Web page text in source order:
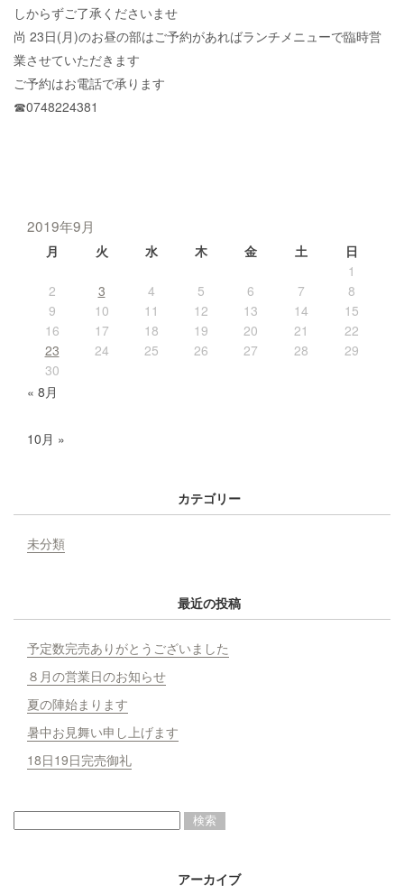
しからずご了承くださいませ
尚 23日(月)のお昼の部はご予約があればランチメニューで臨時営
業させていただきます
ご予約はお電話で承ります
☎︎0748224381
2019年9月
月 火 水 木 金 土
日
1
2
3 4 5 6 7
8
9
10 11 12 13 14
15
16
17 18 19 20 21
22
23
24 25 26 27 28
29
30
« 8月
10月 »
カテゴリー
未分類
最近の投稿
予定数完売ありがとうございました
８月の営業日のお知らせ
夏の陣始まります
暑中お見舞い申し上げます
18日19日完売御礼
アーカイブ